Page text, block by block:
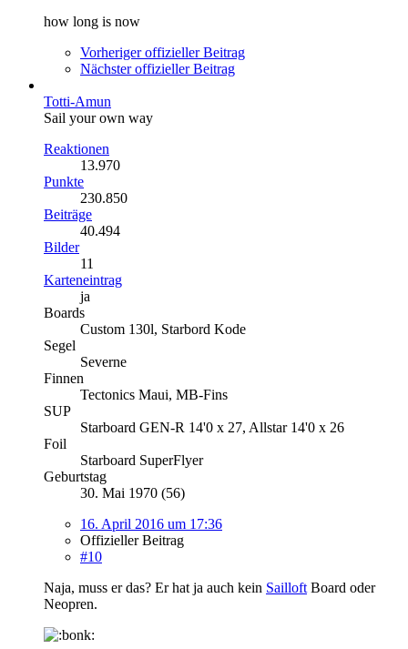
how long is now
Vorheriger offizieller Beitrag
Nächster offizieller Beitrag
Totti-Amun
Sail your own way
Reaktionen
13.970
Punkte
230.850
Beiträge
40.494
Bilder
11
Karteneintrag
ja
Boards
Custom 130l, Starbord Kode
Segel
Severne
Finnen
Tectonics Maui, MB-Fins
SUP
Starboard GEN-R 14'0 x 27, Allstar 14'0 x 26
Foil
Starboard SuperFlyer
Geburtstag
30. Mai 1970 (56)
16. April 2016 um 17:36
Offizieller Beitrag
#10
Naja, muss er das? Er hat ja auch kein SailloftBoard oder
Neopren.